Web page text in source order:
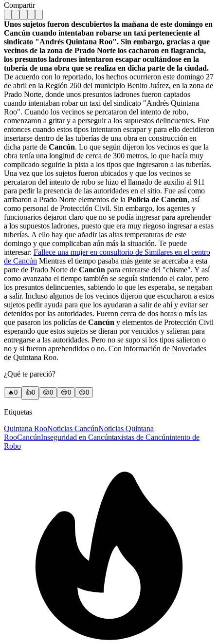
Compartir
Unos sujetos fueron descubiertos la mañana de este domingo en
Cancún cuando intentaban robarse un taxi perteneciente al
sindicato "Andrés Quintana Roo". Sin embargo, gracias a que
vecinos de la zona de Prado Norte los cacharon en flagrancia,
los presuntos ladrones intentaron escapar ocultándose en la
tubería de una obra que se realiza en dicha parte de la ciudad.
De acuerdo con lo reportado, los hechos ocurrieron este domingo 27
de abril en la Región 260 del municipio Benito Juárez, en la zona de
Prado Norte, donde unos presuntos ladrones fueron captados
cuando intentaban robar un taxi del sindicato "Andrés Quintana
Roo". Cuando los vecinos se percataron del intento de robo,
comenzaron a gritar y a perseguir a los supuestos delincuentes. Fue
entonces cuando estos tipos intentaron escapar y para ello decidieron
insertarse dentro de las tuberías de una obra en construcción en
dicha parte de Cancún. Lo que según dijeron los vecinos es que la
obra tenía una longitud de cerca de 300 metros, lo que hacía muy
complicado seguirle la pista a los tipos que ingresaron a las tuberías.
Una vez que los sujetos fueron ubicados y que los vecinos se
percataron del intento de robo se hizo el llamado de auxilio al 911
para pedir la presencia de las autoridades en el sitio. Fue así como
arribaron a Prado Norte elementos de la Policía de Cancún, así
como personal de Protección Civil. Sin embargo, los agentes y
funcionarios dejaron claro que no se podía ingresar para aprehender
a los supuestos ladrones, puesto que era muy riegoso ingresar a estas
tuberías. A ello hay que añadir las altas temperaturas de este
domingo y que complicaban aún más la situación. Te puede
interesar: Fallece una mujer en consultorio de Similares en el centro
de Cancún Mientras el tiempo pasaba más gente se acercaba a esta
parte de Prado Norte de Cancún para enterarse del "chisme". Y así
como avanzaba el tiempo también se seguía sintiendo el calor, pero
los presuntos delincuentes, sabiendo lo que les esperaba, se negaban
a salir. Incluso algunos de los vecinos dijeron que escucharon a estos
sujetos pedir ayuda para que los ayudaran a salir de ahí y evitar ser
detenidos por las autoridades. Fueron cerca de dos horas o más las
que pasaron los policías de Cancún y elementos de Protección Civil
esperando que estos sujetos se dieran por vencidos y salieran para
entregarse a las autoridades. Pero no se supo si los tipos salieron o
no y si fueron aprehendidos o no. Con información de Novedades
de Quintana Roo.
¿Qué te pareció?
🔥0 👍0 😲0 😢0 😠0
Etiquetas
Quintana RooNoticias CancúnNoticias Quintana
RooCancúnInseguridad en Cancúntaxistas de Cancúnintento de
Robo